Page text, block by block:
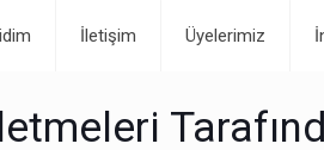
İletişim Üyelerimiz